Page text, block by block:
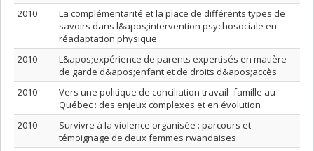
2010
La complémentarité et la place de différents types de
savoirs dans l&apos;intervention psychosociale en
réadaptation physique
2010
L&apos;expérience de parents expertisés en matière
de garde d&apos;enfant et de droits d&apos;accès
2010
Vers une politique de conciliation travail- famille au
Québec : des enjeux complexes et en évolution
2010
Survivre à la violence organisée : parcours et
témoignage de deux femmes rwandaises